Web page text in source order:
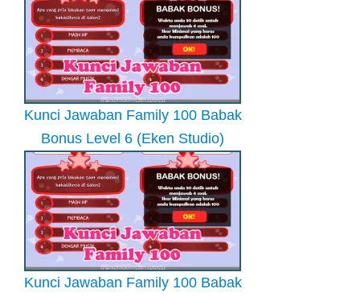
Kunci Jawaban Family 100 Babak
Bonus Level 6 (Eken Studio)
Kunci Jawaban Family 100 Babak